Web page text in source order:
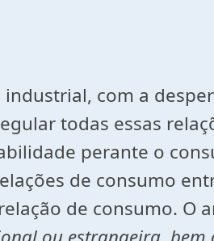
com a
todas essas
perante o
de consumo
de consumo. O